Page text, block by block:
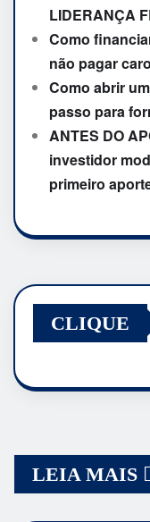
LIDERANÇA
Como
não pagar
Como abrir
passo para
ANTES DO
investidor
primeiro
CLIQUE
LEIA MAIS